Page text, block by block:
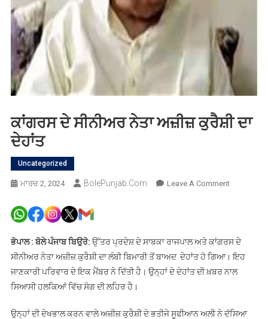
ਕਾਂਗਰਸ ਦੇ ਸੀਨੀਅਰ ਨੇਤਾ ਅਜ਼ੀਜ਼ ਕੁਰੈਸ਼ੀ ਦਾ
ਦੇਹਾਂਤ
Uncategorized
ਮਾਰਚ 2, 2024 BolePunjab.com Leave A CommentOn
ਨੇਤਾ
ਅਜ਼ੀਜ਼
ਭੋਪਾਲ : ਬੋਲੇ ਪੰਜਾਬ ਬਿਉਰੋ: ਉੱਤਰ ਪ੍ਰਦੇਸ਼ ਦੇ ਸਾਬਕਾ ਰਾਜਪਾਲ ਅਤੇ ਕਾਂਗਰਸ ਦੇ
ਸੀਨੀਅਰ ਨੇਤਾ ਅਜ਼ੀਜ਼ ਕੁਰੈਸ਼ੀ ਦਾ ਲੰਬੀ ਬਿਮਾਰੀ ਤੋਂ ਬਾਅਦ ਦੇਹਾਂਤ ਹੋ ਗਿਆ। ਇਹ
ਜਾਣਕਾਰੀ ਪਰਿਵਾਰ ਦੇ ਇਕ ਮੈਂਬਰ ਨੇ ਦਿੱਤੀ ਹੈ। ਉਨ੍ਹਾਂ ਦੇ ਦੇਹਾਂਤ ਦੀ ਖ਼ਬਰ ਨਾਲ
ਸਿਆਸੀ ਹਲਕਿਆਂ ਵਿੱਚ ਸੋਗ ਦੀ ਲਹਿਰ ਹੈ।
ਉਨ੍ਹਾਂ ਦੀ ਦੇਖਭਾਲ ਕਰਨ ਵਾਲੇ ਅਜ਼ੀਜ਼ ਕੁਰੈਸ਼ੀ ਦੇ ਭਤੀਜੇ ਸੂਫੀਆਨ ਅਲੀ ਨੇ ਦੱਸਿਆ